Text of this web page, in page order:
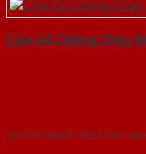
Cửa Gỗ Chống Cháy
Với kinh nghiệm nhiêu năm